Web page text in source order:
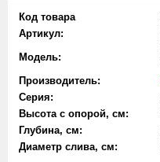
Код товара
Артикул:
Модель:
Производитель:
Серия:
Высота с опорой, см:
Глубина, см:
Диаметр слива, см: